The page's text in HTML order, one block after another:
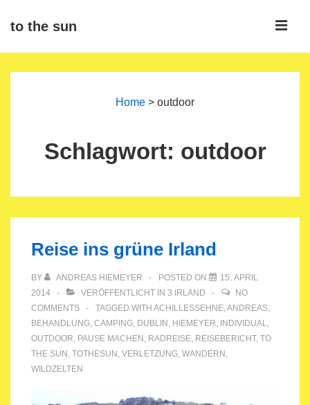
Zumto the sun
Home > outdoor
Schlagwort: outdoor
Reise ins grüne Irland
BY ANDREAS HIEMEYER POSTED ON
15. APRIL
2014
VERÖFFENTLICHT IN 3 IRLAND
NO
COMMENTS
TAGGED WITH ACHILLESSEHNE,ANDREAS,
BEHANDLUNG, CAMPING, DUBLIN , HIEMEYER, INDIVIDUAL,
OUTDOOR, PAUSE MACHEN , RADREISE, REISEBERICHT, TO
THE SUN , TOTHESUN , VERLETZUNG, WANDERN ,
WILDZELTEN